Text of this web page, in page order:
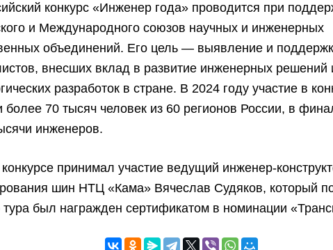
конкурс «Инженер года» проводится при
и Международного союзов научных и инженерных
объединений. Его цель — выявление и
внесших вклад в развитие инженерных решений
разработок в стране. В 2024 году участие в
более 70 тысяч человек из 60 регионов России, в
инженеров.
принимал участие ведущий инженер-
шин НТЦ «Кама» Вячеслав Судяков, который
тура был награжден сертификатом в номинации